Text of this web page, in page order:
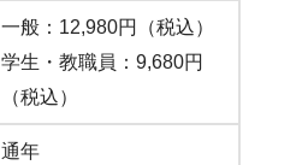
一般：12,980円（税込）
学生・教職員：9,680円
（税込）
通年